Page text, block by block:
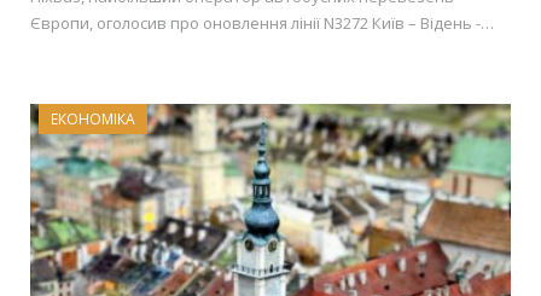
Європи, оголосив про оновлення лінії N3272 Київ – Відень -…
ЕКОНОМІКА